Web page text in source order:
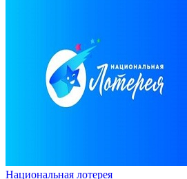
Национальная лотерея